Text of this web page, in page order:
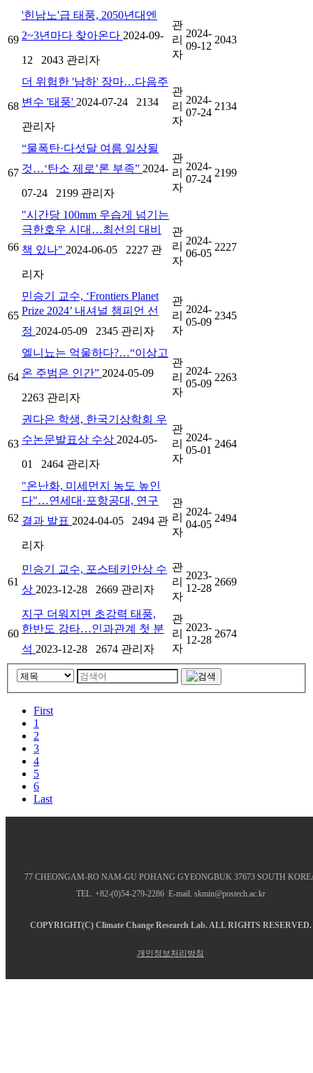
69
'힌남노'급 태풍, 2050년대엔
2~3년마다 찾아온다 2024-09-
12 2043 관리자
관
리
자
2024-
09-12
2043
68
더 위험한 '남하' 장마…다음주
변수 '태풍' 2024-07-24 2134
관리자
관
리
자
2024-
07-24
2134
67
“물폭탄·다섯달 여름 일상될
것…‘탄소 제로’론 부족” 2024-
07-24 2199 관리자
관
리
자
2024-
07-24
2199
66
"시간당 100mm 우습게 넘기는
극한호우 시대…최선의 대비
책 있나" 2024-06-05 2227 관
리자
관
리
자
2024-
06-05
2227
65
민승기 교수, ‘Frontiers Planet
Prize 2024’ 내셔널 챔피언 선
정 2024-05-09 2345 관리자
관
리
자
2024-
05-09
2345
64
엘니뇨는 억울하다?…“이상고
온 주범은 인간” 2024-05-09
2263 관리자
관
리
자
2024-
05-09
2263
63
권다은 학생, 한국기상학회 우
수논문발표상 수상 2024-05-
01 2464 관리자
관
리
자
2024-
05-01
2464
62
"온난화, 미세먼지 농도 높인
다"…연세대·포항공대, 연구
결과 발표 2024-04-05 2494 관
리자
관
리
자
2024-
04-05
2494
61
민승기 교수, 포스테키안상 수
상 2023-12-28 2669 관리자
관
리
자
2023-
12-28
2669
60
지구 더워지면 초강력 태풍,
한반도 강타…인과관계 첫 분
석 2023-12-28 2674 관리자
관
리
자
2023-
12-28
2674
First
1
2
3
4
5
6
Last
77 CHEONGAM-RO NAM-GU POHANG GYEONGBUK 37673 SOUTH
TEL. +82-(0)54-279-2286 E-mail. skmin@postech.ac.kr
COPYRIGHT(C) Climate Change Research Lab.ALL RIGHTS RESERVED.
개인정보처리방침